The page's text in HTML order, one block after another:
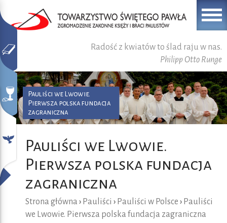
Radość z kwiatów to ślad raju w nas.
Philipp Otto Runge
Pauliści we Lwowie.
Pierwsza polska fundacja
zagraniczna
Pauliści we Lwowie.
Pierwsza polska fundacja
zagraniczna
Strona główna › Pauliści › Pauliści w Polsce › Pauliści
we Lwowie. Pierwsza polska fundacja zagraniczna